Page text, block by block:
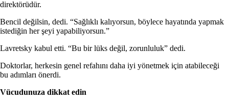
direktörüdür.
Bencil değilsin, dedi. “Sağlıklı kalıyorsun, böylece hayatında yapmak
istediğin her şeyi yapabiliyorsun.”
Lavretsky kabul etti. “Bu bir lüks değil, zorunluluk” dedi.
Doktorlar, herkesin genel refahını daha iyi yönetmek için atabileceği
bu adımları önerdi.
Vücudunuza dikkat edin